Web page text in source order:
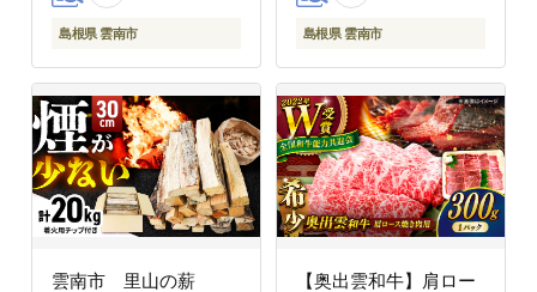
島根県 雲南市 島根県 雲南市
雲南市 里山の薪
【奥出雲和牛】肩ロー